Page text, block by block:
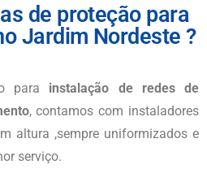
de proteção para
Jardim Nordeste ?
para instalação de redes de
, contamos com instaladores
altura ,sempre uniformizados e
serviço.